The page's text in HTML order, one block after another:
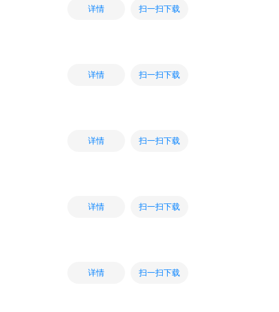
详情 扫一扫下载
详情 扫一扫下载
详情 扫一扫下载
详情 扫一扫下载
详情 扫一扫下载